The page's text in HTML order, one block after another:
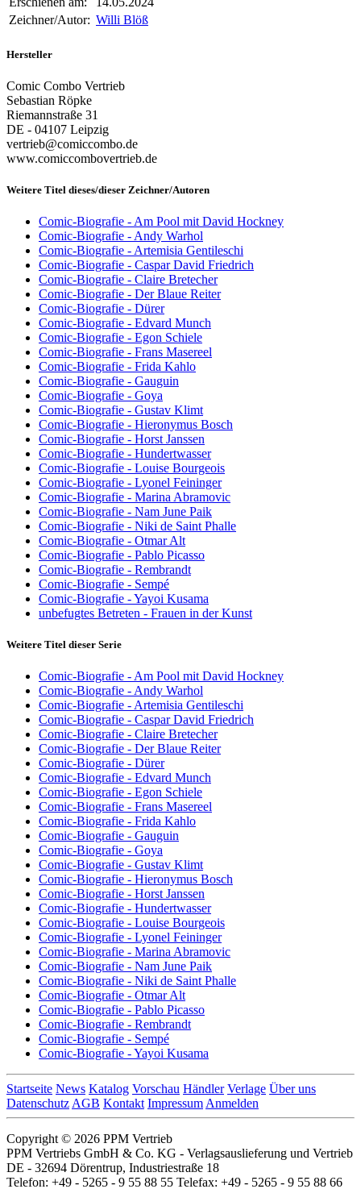
Zeichner/Autor: Willi Blöß
Hersteller
Comic Combo Vertrieb
Sebastian Röpke
Riemannstraße 31
DE - 04107 Leipzig
vertrieb@comiccombo.de
www.comiccombovertrieb.de
Weitere Titel dieses/dieser Zeichner/Autoren
Comic-Biografie - Am Pool mit David Hockney
Comic-Biografie - Andy Warhol
Comic-Biografie - Artemisia Gentileschi
Comic-Biografie - Caspar David Friedrich
Comic-Biografie - Claire Bretecher
Comic-Biografie - Der Blaue Reiter
Comic-Biografie - Dürer
Comic-Biografie - Edvard Munch
Comic-Biografie - Egon Schiele
Comic-Biografie - Frans Masereel
Comic-Biografie - Frida Kahlo
Comic-Biografie - Gauguin
Comic-Biografie - Goya
Comic-Biografie - Gustav Klimt
Comic-Biografie - Hieronymus Bosch
Comic-Biografie - Horst Janssen
Comic-Biografie - Hundertwasser
Comic-Biografie - Louise Bourgeois
Comic-Biografie - Lyonel Feininger
Comic-Biografie - Marina Abramovic
Comic-Biografie - Nam June Paik
Comic-Biografie - Niki de Saint Phalle
Comic-Biografie - Otmar Alt
Comic-Biografie - Pablo Picasso
Comic-Biografie - Rembrandt
Comic-Biografie - Sempé
Comic-Biografie - Yayoi Kusama
unbefugtes Betreten - Frauen in der Kunst
Weitere Titel dieser Serie
Comic-Biografie - Am Pool mit David Hockney
Comic-Biografie - Andy Warhol
Comic-Biografie - Artemisia Gentileschi
Comic-Biografie - Caspar David Friedrich
Comic-Biografie - Claire Bretecher
Comic-Biografie - Der Blaue Reiter
Comic-Biografie - Dürer
Comic-Biografie - Edvard Munch
Comic-Biografie - Egon Schiele
Comic-Biografie - Frans Masereel
Comic-Biografie - Frida Kahlo
Comic-Biografie - Gauguin
Comic-Biografie - Goya
Comic-Biografie - Gustav Klimt
Comic-Biografie - Hieronymus Bosch
Comic-Biografie - Horst Janssen
Comic-Biografie - Hundertwasser
Comic-Biografie - Louise Bourgeois
Comic-Biografie - Lyonel Feininger
Comic-Biografie - Marina Abramovic
Comic-Biografie - Nam June Paik
Comic-Biografie - Niki de Saint Phalle
Comic-Biografie - Otmar Alt
Comic-Biografie - Pablo Picasso
Comic-Biografie - Rembrandt
Comic-Biografie - Sempé
Comic-Biografie - Yayoi Kusama
Startseite News Katalog Vorschau Händler Verlage Über uns
Datenschutz AGB Kontakt Impressum Anmelden
Copyright © 2026 PPM Vertrieb
PPM Vertriebs GmbH & Co. KG - Verlagsauslieferung und Vertrieb
DE - 32694 Dörentrup, Industriestraße 18
Telefon: +49 - 5265 - 9 55 88 55 Telefax: +49 - 5265 - 9 55 88 66